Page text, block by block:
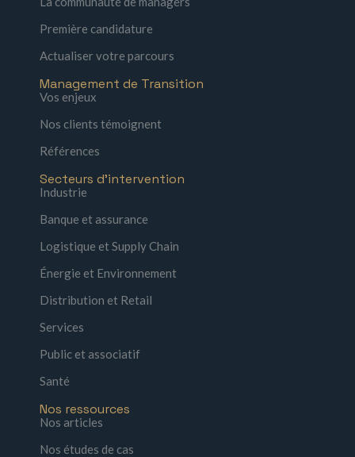
Première candidature
Actualiser votre parcours
Management de Transition
Vos enjeux
Nos clients témoignent
Références
Secteurs d'intervention
Industrie
Banque et assurance
Logistique et Supply Chain
Énergie et Environnement
Distribution et Retail
Services
Public et associatif
Santé
Nos ressources
Nos articles
Nos études de cas